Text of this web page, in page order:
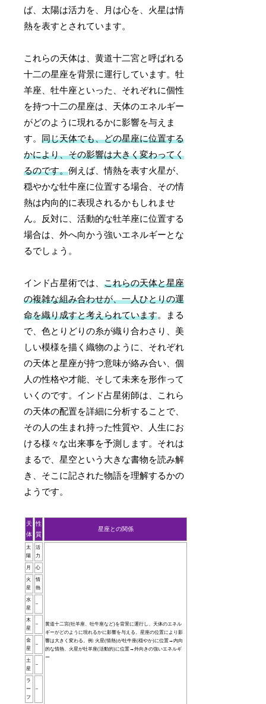
ば、太陽は活力を、月は心を、火星は情
熱を表すとされています。
これらの天体は、黄道十二宮と呼ばれる
十二の星座を背景に運行しています。牡
羊座、牡牛座といった、それぞれに個性
を持つ十二の星座は、天体のエネルギー
がどのように現れるかに影響を与えま
す。同じ天体でも、どの星座に位置する
かにより、その影響は大きく変わってく
るのです。例えば、情熱を表す火星が、
穏やかな牡牛座に位置する場合、その情
熱は内向的に表現されるかもしれませ
ん。反対に、活動的な牡羊座に位置する
場合は、外へ向かう強いエネルギーとな
るでしょう。
インド占星術では、これらの天体と星座
の複雑な組み合わせが、一人ひとりの運
命を織り成すと考えられています。まる
で、色とりどりの糸が織り合わさり、美
しい模様を描く織物のように、それぞれ
の天体と星座が持つ意味が絡み合い、個
人の性格や才能、そして未来を形作って
いくのです。インド占星術師は、これら
の天体の配置を詳細に分析することで、
その人の生まれ持った性質や、人生にお
ける様々な出来事を予測します。それは
まるで、星空という大きな書物を読み解
き、そこに記された物語を理解するかの
ようです。
天
体
性
質
星座との関係
太
陽
活
力
黄道十二宮(牡羊座、牡牛座など)を背景に運行し、天体のエネル
ギーがどのように現れるかに影響を与える。星座の位置により影
響は大きく変わる。例: 火星(情熱)が牡牛座(穏やか)に位置→内向
的な情熱、火星が牡羊座(活動的)に位置→外向きの強いエネルギ
ー
月 心
火
星
情
熱
水
星
–
木
星
–
金
星
–
土
星
–
ラ
ー
フ
–